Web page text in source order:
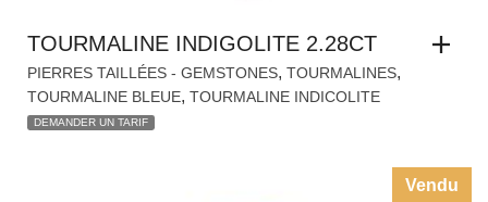
TOURMALINE INDIGOLITE 2.28CT
PIERRES TAILLÉES - GEMSTONES, TOURMALINES,
TOURMALINE BLEUE, TOURMALINE INDICOLITE
DEMANDER UN TARIF
Vendu